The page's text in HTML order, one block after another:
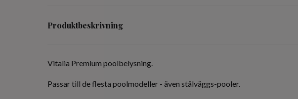
Produktbeskrivning
Vitalia Premium poolbelysning.
Passar till de flesta poolmodeller - även stålväggs-pooler.